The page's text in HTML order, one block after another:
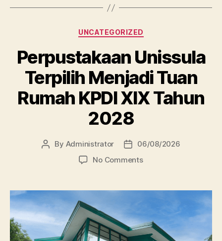
Categories
UNCATEGORIZED
Perpustakaan Unissula
Terpilih Menjadi Tuan
Rumah KPDI XIX Tahun
2028
Post
By Administrator
Post
date
06/08/2026
No Commentson
Terpilih
Rumah
KPDI